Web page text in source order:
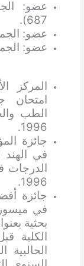
687).
عضو:
عضو:
المركز
امتحان
الطب
1996.
جائزة
الدرجات
1996.
جائزة
في
بحثية
الكلية